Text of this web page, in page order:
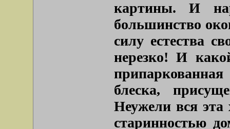
картины. И
большинство
силу естества
нерезко! И
блеска,
Неужели вся эта
старинностью